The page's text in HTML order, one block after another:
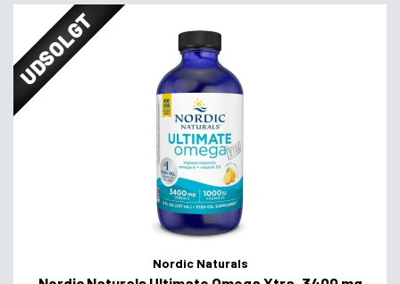
UDSOLGT
Nordic Naturals